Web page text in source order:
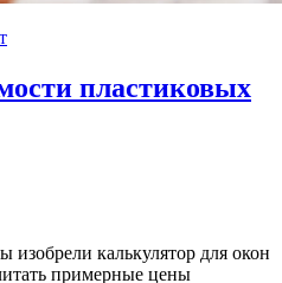
пластиковых
изобрели калькулятор для окон
примерные цены